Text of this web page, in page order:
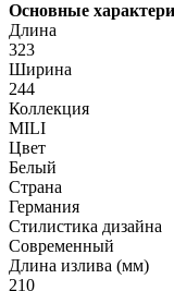
Основные
Длина
323
Ширина
244
Коллекция
MILI
Цвет
Белый
Страна
Германия
Стилистика дизайна
Современный
Длина излива (мм)
210